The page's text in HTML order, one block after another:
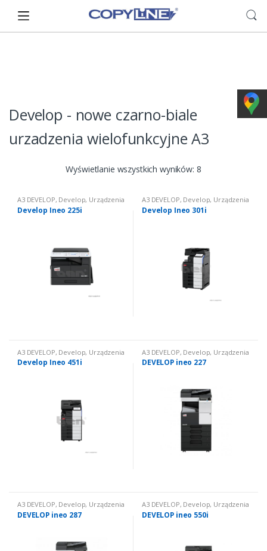
navigation
content
Develop - nowe czarno-biale
urzadzenia wielofunkcyjne A3
Wyświetlanie wszystkich wyników: 8
A3 DEVELOP, Develop, Urządzenia
wielofunkcyjne nowe Urządzenia
wielofunkcyjne nowe: czarno
Develop Ineo 225i
A3 DEVELOP, Develop, Urządzenia
wielofunkcyjne nowe Urządzenia
wielofunkcyjne nowe: czarno
Develop Ineo 301i
A3 DEVELOP, Develop, Urządzenia
wielofunkcyjne nowe, Urządzenia
wielofunkcyjne nowe: czarno
Develop Ineo 451i
A3 DEVELOP, Develop, Urządzenia
wielofunkcyjne nowe, Urządzenia
wielofunkcyjne nowe: czarno
DEVELOP ineo 227
A3 DEVELOP, Develop, Urządzenia
wielofunkcyjne nowe Urządzenia
wielofunkcyjne nowe: czarno
DEVELOP ineo 287
A3 DEVELOP, Develop, Urządzenia
wielofunkcyjne nowe Urządzenia
wielofunkcyjne nowe: czarno
DEVELOP ineo 550i